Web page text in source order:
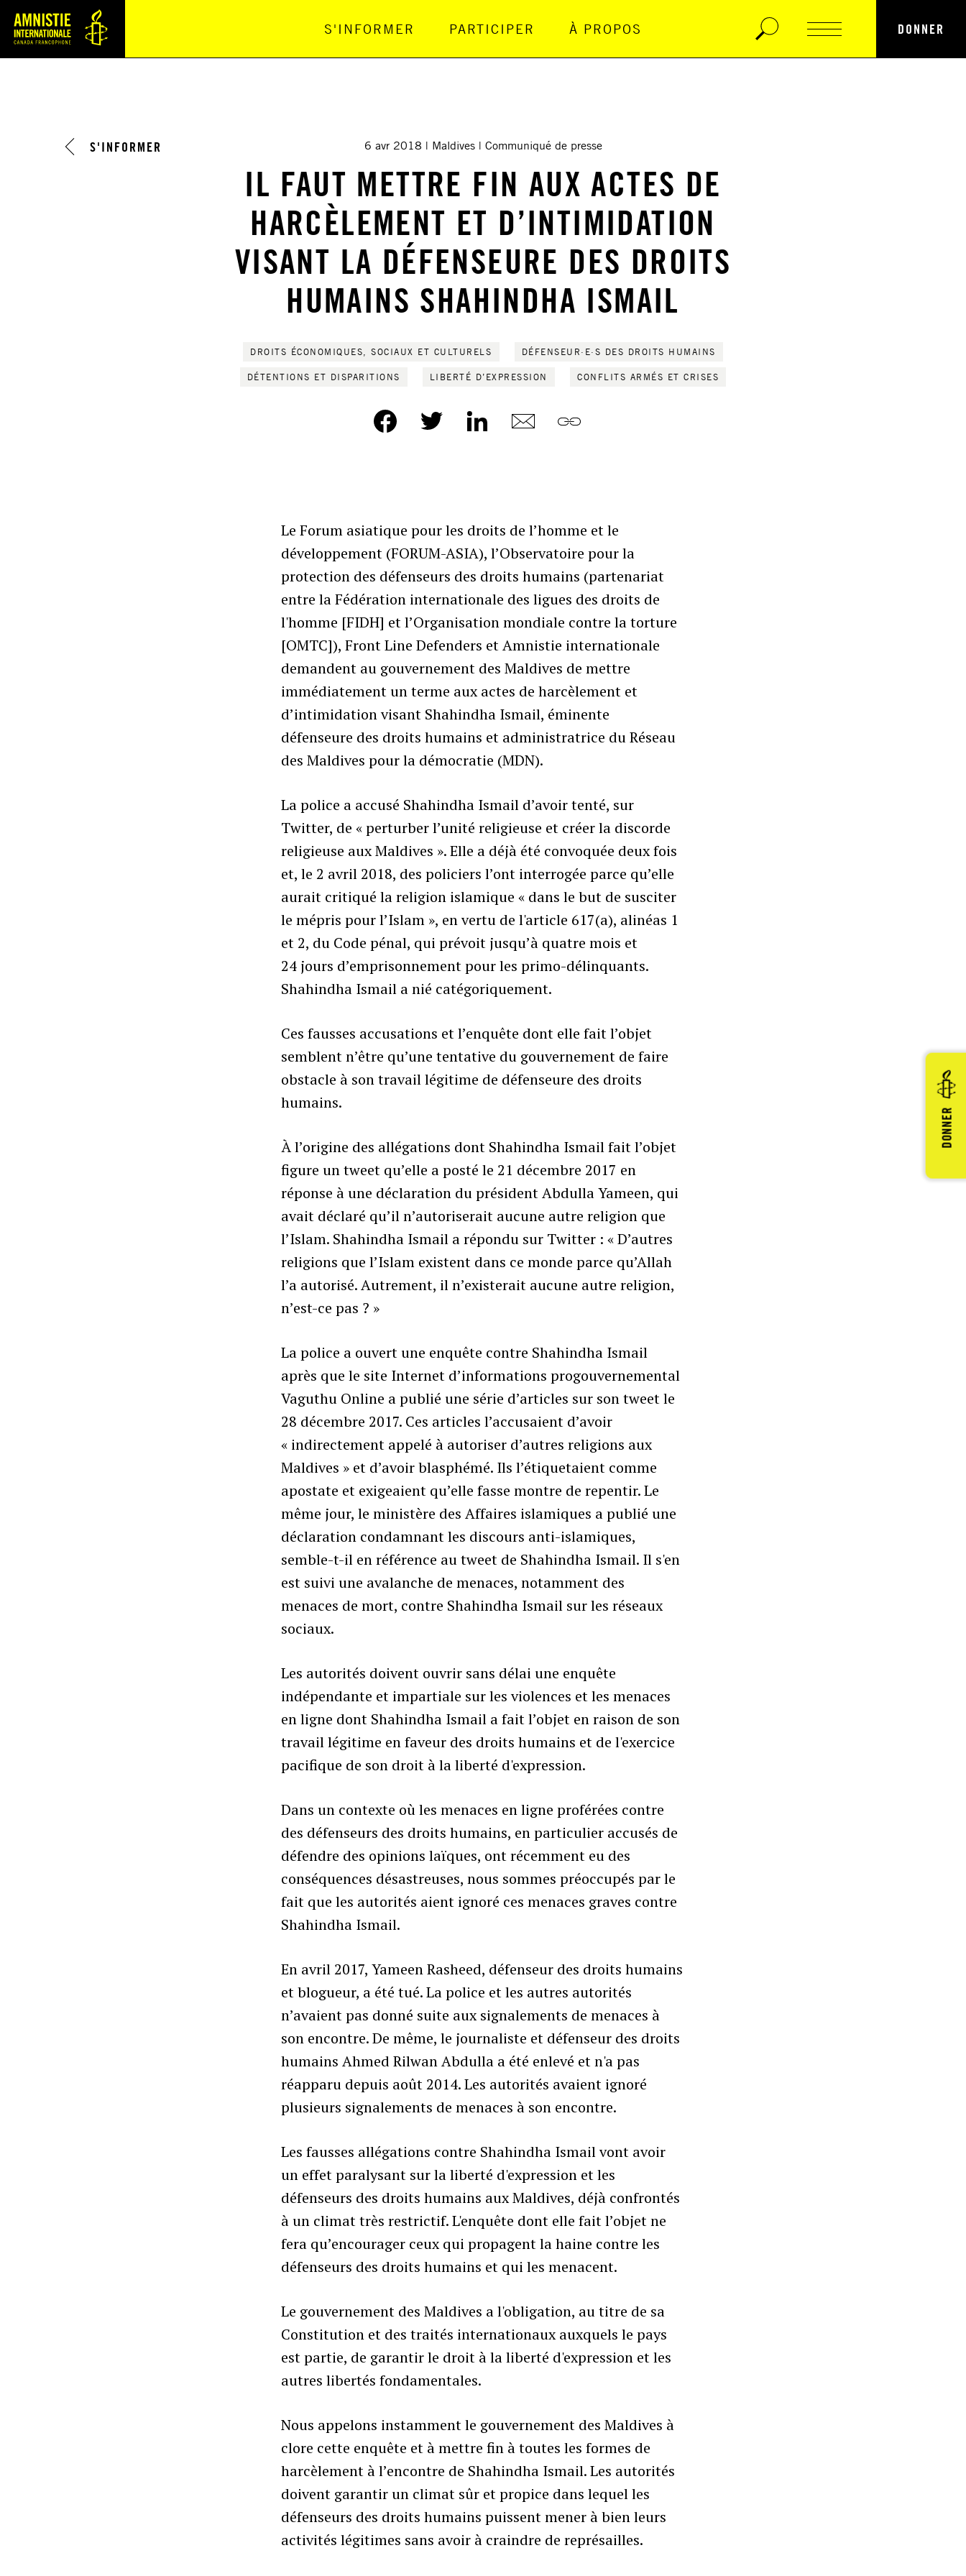
Navigation Principale
S'INFORMER PARTICIPER À PROPOS DONNER
DONNER
S'INFORMER 6 avr 2018 Maldives Communiqué de presse
IL FAUT METTRE FIN AUX ACTES DE
HARCÈLEMENT ET D’INTIMIDATION
VISANT LA DÉFENSEURE DES DROITS
HUMAINS SHAHINDHA ISMAIL
DROITS ÉCONOMIQUES, SOCIAUX ET CULTURELS DÉFENSEUR·E·S DES DROITS HUMAINS
DÉTENTIONS ET DISPARITIONS LIBERTÉ D’EXPRESSION CONFLITS ARMÉS ET CRISES
Le Forum asiatique pour les droits de l’homme et le
développement (FORUM-ASIA), l’Observatoire pour la
protection des défenseurs des droits humains (partenariat
entre la Fédération internationale des ligues des droits de
l'homme [FIDH] et l’Organisation mondiale contre la torture
[OMTC]), Front Line Defenders et Amnistie internationale
demandent au gouvernement des Maldives de mettre
immédiatement un terme aux actes de harcèlement et
d’intimidation visant Shahindha Ismail, éminente
défenseure des droits humains et administratrice du Réseau
des Maldives pour la démocratie (MDN).
La police a accusé Shahindha Ismail d’avoir tenté, sur
Twitter, de « perturber l’unité religieuse et créer la discorde
religieuse aux Maldives ». Elle a déjà été convoquée deux fois
et, le 2 avril 2018, des policiers l’ont interrogée parce qu’elle
aurait critiqué la religion islamique « dans le but de susciter
le mépris pour l’Islam », en vertu de l'article 617(a), alinéas 1
et 2, du Code pénal, qui prévoit jusqu’à quatre mois et
24 jours d’emprisonnement pour les primo-délinquants.
Shahindha Ismail a nié catégoriquement.
Ces fausses accusations et l’enquête dont elle fait l’objet
semblent n’être qu’une tentative du gouvernement de faire
obstacle à son travail légitime de défenseure des droits
humains.
À l’origine des allégations dont Shahindha Ismail fait l’objet
figure un tweet qu’elle a posté le 21 décembre 2017 en
réponse à une déclaration du président Abdulla Yameen, qui
avait déclaré qu’il n’autoriserait aucune autre religion que
l’Islam. Shahindha Ismail a répondu sur Twitter : « D’autres
religions que l’Islam existent dans ce monde parce qu’Allah
l’a autorisé. Autrement, il n’existerait aucune autre religion,
n’est-ce pas ? »
La police a ouvert une enquête contre Shahindha Ismail
après que le site Internet d’informations progouvernemental
Vaguthu Online a publié une série d’articles sur son tweet le
28 décembre 2017. Ces articles l’accusaient d’avoir
« indirectement appelé à autoriser d’autres religions aux
Maldives » et d’avoir blasphémé. Ils l’étiquetaient comme
apostate et exigeaient qu’elle fasse montre de repentir. Le
même jour, le ministère des Affaires islamiques a publié une
déclaration condamnant les discours anti-islamiques,
semble-t-il en référence au tweet de Shahindha Ismail. Il s'en
est suivi une avalanche de menaces, notamment des
menaces de mort, contre Shahindha Ismail sur les réseaux
sociaux.
Les autorités doivent ouvrir sans délai une enquête
indépendante et impartiale sur les violences et les menaces
en ligne dont Shahindha Ismail a fait l’objet en raison de son
travail légitime en faveur des droits humains et de l'exercice
pacifique de son droit à la liberté d'expression.
Dans un contexte où les menaces en ligne proférées contre
des défenseurs des droits humains, en particulier accusés de
défendre des opinions laïques, ont récemment eu des
conséquences désastreuses, nous sommes préoccupés par le
fait que les autorités aient ignoré ces menaces graves contre
Shahindha Ismail.
En avril 2017, Yameen Rasheed, défenseur des droits humains
et blogueur, a été tué. La police et les autres autorités
n’avaient pas donné suite aux signalements de menaces à
son encontre. De même, le journaliste et défenseur des droits
humains Ahmed Rilwan Abdulla a été enlevé et n'a pas
réapparu depuis août 2014. Les autorités avaient ignoré
plusieurs signalements de menaces à son encontre.
Les fausses allégations contre Shahindha Ismail vont avoir
un effet paralysant sur la liberté d'expression et les
défenseurs des droits humains aux Maldives, déjà confrontés
à un climat très restrictif. L'enquête dont elle fait l’objet ne
fera qu’encourager ceux qui propagent la haine contre les
défenseurs des droits humains et qui les menacent.
Le gouvernement des Maldives a l'obligation, au titre de sa
Constitution et des traités internationaux auxquels le pays
est partie, de garantir le droit à la liberté d'expression et les
autres libertés fondamentales.
Nous appelons instamment le gouvernement des Maldives à
clore cette enquête et à mettre fin à toutes les formes de
harcèlement à l’encontre de Shahindha Ismail. Les autorités
doivent garantir un climat sûr et propice dans lequel les
défenseurs des droits humains puissent mener à bien leurs
activités légitimes sans avoir à craindre de représailles.